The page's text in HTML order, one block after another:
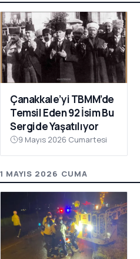
Çanakkale’yi TBMM’de
Temsil Eden 92 İsim Bu
Sergide Yaşatılıyor
9 Mayıs 2026 Cumartesi
1 MAYIS 2026 CUMA